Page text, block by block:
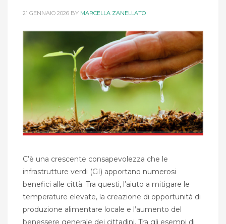
21 GENNAIO 2026 BY MARCELLA ZANELLATO
C’è una crescente consapevolezza che le
infrastrutture verdi (GI) apportano numerosi
benefici alle città. Tra questi, l’aiuto a mitigare le
temperature elevate, la creazione di opportunità di
produzione alimentare locale e l’aumento del
benessere generale dei cittadini. Tra gli esempi di